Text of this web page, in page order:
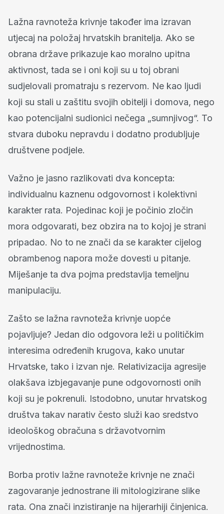
Lažna ravnoteža krivnje također ima izravan
utjecaj na položaj hrvatskih branitelja. Ako se
obrana države prikazuje kao moralno upitna
aktivnost, tada se i oni koji su u toj obrani
sudjelovali promatraju s rezervom. Ne kao ljudi
koji su stali u zaštitu svojih obitelji i domova, nego
kao potencijalni sudionici nečega „sumnjivog“. To
stvara duboku nepravdu i dodatno produbljuje
društvene podjele.
Važno je jasno razlikovati dva koncepta:
individualnu kaznenu odgovornost i kolektivni
karakter rata. Pojedinac koji je počinio zločin
mora odgovarati, bez obzira na to kojoj je strani
pripadao. No to ne znači da se karakter cijelog
obrambenog napora može dovesti u pitanje.
Miješanje ta dva pojma predstavlja temeljnu
manipulaciju.
Zašto se lažna ravnoteža krivnje uopće
pojavljuje? Jedan dio odgovora leži u političkim
interesima određenih krugova, kako unutar
Hrvatske, tako i izvan nje. Relativizacija agresije
olakšava izbjegavanje pune odgovornosti onih
koji su je pokrenuli. Istodobno, unutar hrvatskog
društva takav narativ često služi kao sredstvo
ideološkog obračuna s državotvornim
vrijednostima.
Borba protiv lažne ravnoteže krivnje ne znači
zagovaranje jednostrane ili mitologizirane slike
rata. Ona znači inzistiranje na hijerarhiji činjenica.